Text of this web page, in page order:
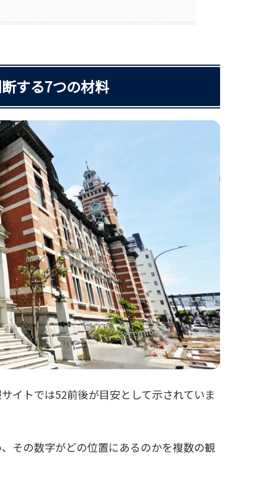
する7つの材料
イトでは52前後が目安として示されていま
その数字がどの位置にあるのかを複数の観